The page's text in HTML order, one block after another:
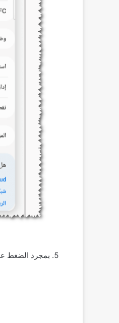
بمجرد الضغط